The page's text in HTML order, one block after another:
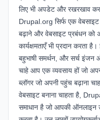
लिए भी अपडेट और रखरखाव
Drupal.org सिर्फ एक वेबसाइट
बढ़ाने और वेबसाइट प्रबंधन को
कार्यक्षमताएँ भी प्रदान करता
बहुभाषी समर्थन, और सर्च इंजन
चाहे आप एक व्यवसाय हों जो
ब्लॉगर जो अपनी पहुंच बढ़ाना
वेबसाइट बनाना चाहता है,
समाधान है जो आपकी ऑनलाइन